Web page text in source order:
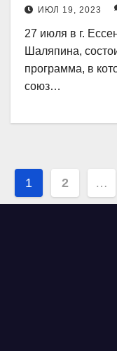
ИЮЛ 19, 2023
27 июля в г.
Шаляпина,
программа, в
союз…
по
1 2 …